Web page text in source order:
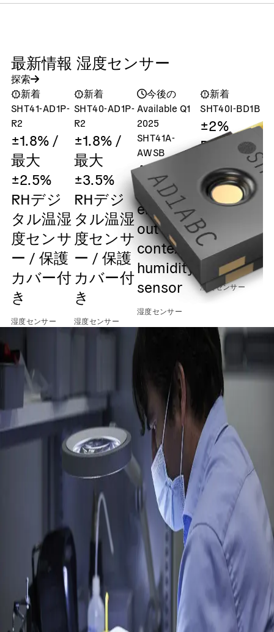
最新情報 湿度センサー
探索
新着
SHT41-AD1P-
R2
±1.8% /
最大
±2.5%
RHデジ
タル温湿
度センサ
ー / 保護
カバー付
き
湿度センサー
新着
SHT40-AD1P-
R2
±1.8% /
最大
±3.5%
RHデジ
タル温湿
度センサ
ー / 保護
カバー付
き
湿度センサー
今後の
Available Q1
2025
SHT41A-
AWSB
ASIL-A
safety
element
out of
context
humidity
sensor
湿度センサー
新着
SHT40I-BD1B
±2%
Digital
humidity
and
sensor /
0x45 I2C
Output
湿度センサー